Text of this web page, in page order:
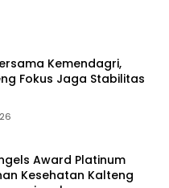
Kemendagri,
Fokus Jaga Stabilitas
Award Platinum
Kesehatan Kalteng